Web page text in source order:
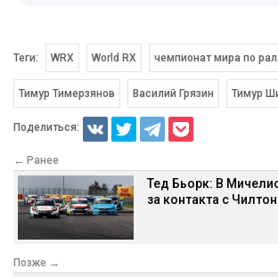
Теги: WRX World RX чемпионат мира по
Тимур Тимерзянов Василий Грязин Тимур
Поделиться:
← Ранее
Тед Бьорк: В
за контакта с
Позже →